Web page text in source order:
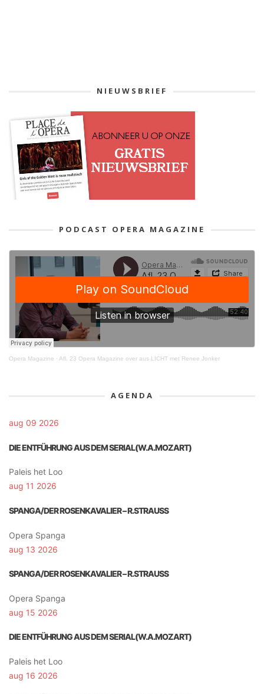
NIEUWSBRIEF
PODCAST OPERA MAGAZINE
Opera Magazine · Afl. 23 Opera Magazine over aus LICHT met Renee Jonker
AGENDA
aug 09 2026
DIE ENTFÜHRUNG AUS DEM SERIAL(W.A.MOZART)
Paleis het Loo
aug 11 2026
SPANGA/DER ROSENKAVALIER – R.STRAUSS
Opera Spanga
aug 13 2026
SPANGA/DER ROSENKAVALIER – R.STRAUSS
Opera Spanga
aug 15 2026
DIE ENTFÜHRUNG AUS DEM SERIAL(W.A.MOZART)
Paleis het Loo
aug 16 2026